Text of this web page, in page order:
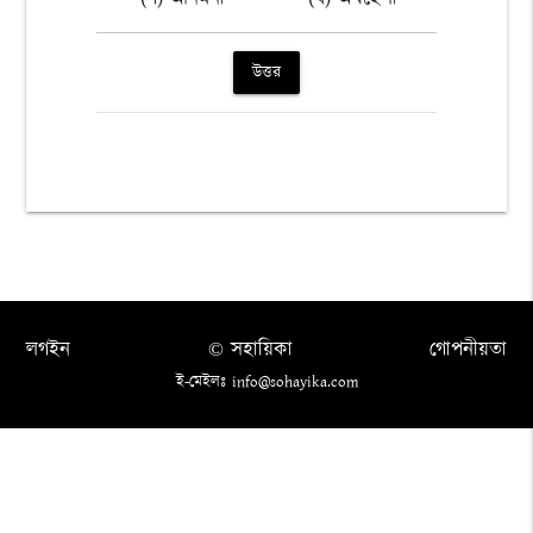
উত্তর
লগইন গোপনীয়তা
© সহায়িকা
ই-মেইলঃ info@sohayika.com